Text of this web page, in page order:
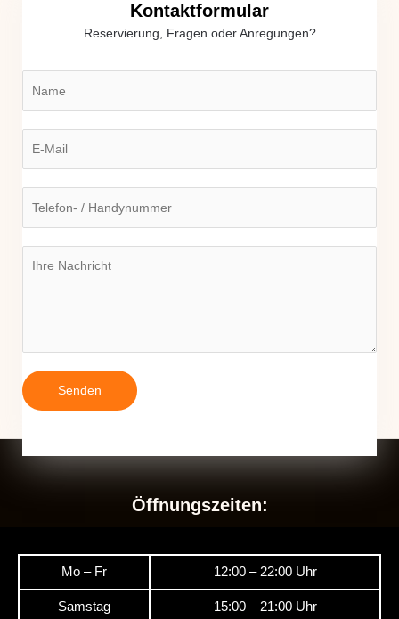
Kontaktformular
Reservierung, Fragen oder Anregungen?
Senden
Öffnungszeiten:
Mo – Fr 12:00 – 22:00 Uhr
Samstag 15:00 – 21:00 Uhr